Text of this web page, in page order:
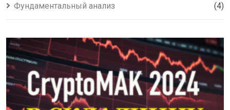
Фундаментальный анализ (4)